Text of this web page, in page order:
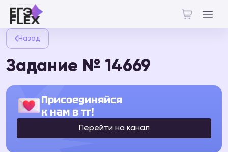
Назад
Задание № 14669
Присоединяйся
к нам в тг!
Перейти на канал